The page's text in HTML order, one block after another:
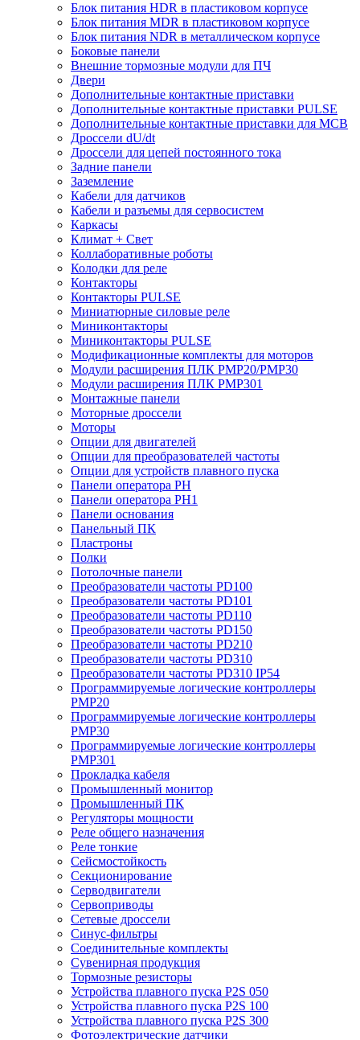
Блок питания HDR в пластиковом корпусе
Блок питания MDR в пластиковом корпусе
Блок питания NDR в металлическом корпусе
Боковые панели
Внешние тормозные модули для ПЧ
Двери
Дополнительные контактные приставки
Дополнительные контактные приставки PULSE
Дополнительные контактные приставки для MCB
Дроссели dU/dt
Дроссели для цепей постоянного тока
Задние панели
Заземление
Кабели для датчиков
Кабели и разъемы для сервосистем
Каркасы
Климат + Свет
Коллаборативные роботы
Колодки для реле
Контакторы
Контакторы PULSE
Миниатюрные силовые реле
Миниконтакторы
Миниконтакторы PULSE
Модификационные комплекты для моторов
Модули расширения ПЛК PMP20/PMP30
Модули расширения ПЛК PMP301
Монтажные панели
Моторные дроссели
Моторы
Опции для двигателей
Опции для преобразователей частоты
Опции для устройств плавного пуска
Панели оператора PH
Панели оператора PH1
Панели основания
Панельный ПК
Пластроны
Полки
Потолочные панели
Преобразователи частоты PD100
Преобразователи частоты PD101
Преобразователи частоты PD110
Преобразователи частоты PD150
Преобразователи частоты PD210
Преобразователи частоты PD310
Преобразователи частоты PD310 IP54
Программируемые логические контроллеры
PMP20
Программируемые логические контроллеры
PMP30
Программируемые логические контроллеры
PMP301
Прокладка кабеля
Промышленный монитор
Промышленный ПК
Регуляторы мощности
Реле общего назначения
Реле тонкие
Сейсмостойкость
Секционирование
Серводвигатели
Сервоприводы
Сетевые дроссели
Синус-фильтры
Соединительные комплекты
Сувенирная продукция
Тормозные резисторы
Устройства плавного пуска P2S 050
Устройства плавного пуска P2S 100
Устройства плавного пуска P2S 300
Фотоэлектрические датчики